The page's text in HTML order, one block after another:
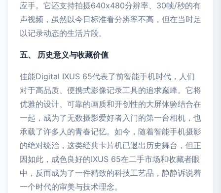
应手。它还支持拍摄640x480分辨率、30帧/秒的有
声视频，虽然以今日标准看分辨率不高，但在当时足
以记录动态的生活片段。
五、 历史意义与收藏价值
佳能Digital IXUS 65代表了前智能手机时代，人们
对于高品质、便携式影像记录工具的追求巅峰。它将
优雅的设计、可靠的画质和开创性的大屏体验结合在
一起，成为了无数摄影爱好者入门的第一台相机，也
承载了许多人的青春记忆。如今，随着智能手机摄影
的绝对统治，这类经典卡片机已退出历史舞台，但正
因如此，成色良好的IXUS 65在二手市场和收藏者眼
中，反而成为了一件精致的科技工艺品，静静诉说着
一个时代的审美与技术理念。